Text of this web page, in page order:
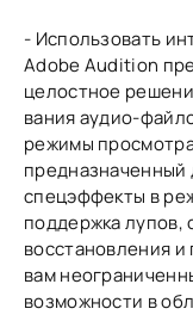
- Использовать
Adobe Audition
целостное
вания аудио-
режимы
предназначенный
спецэффекты в
поддержка лупов,
восстановления
вам
возможности в